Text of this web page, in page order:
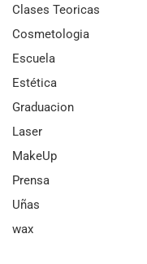
Clases Teoricas
Cosmetologia
Escuela
Estética
Graduacion
Laser
MakeUp
Prensa
Uñas
wax